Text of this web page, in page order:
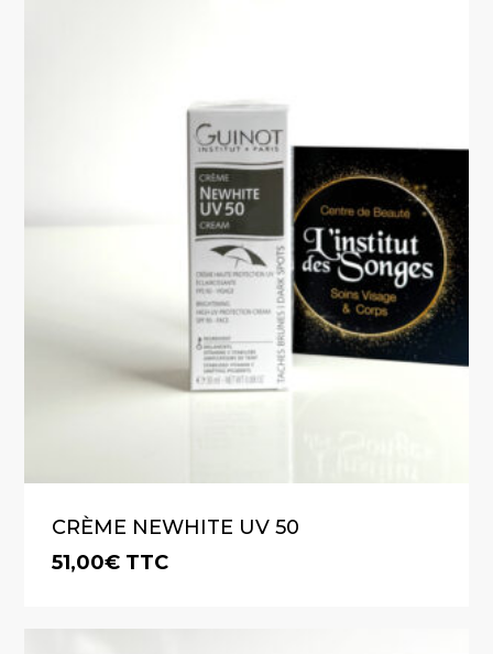
VOTRE PANIER EST VIDE.
Go To Shop
CRÈME NEWHITE UV 50
51,00€ TTC